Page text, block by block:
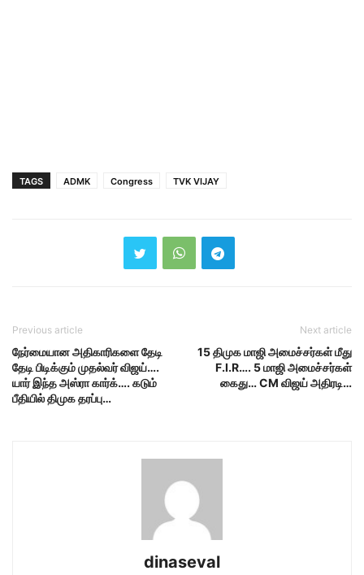
TAGS ADMK Congress TVK VIJAY
Previous article
நேர்மையான அதிகாரிகளை தேடி
தேடி பிடிக்கும் முதல்வர் விஜய்….
யார் இந்த அஸ்ரா கார்க்…. கடும்
பீதியில் திமுக தரப்பு…
Next article
15 திமுக மாஜி அமைச்சர்கள் மீது
F.I.R…. 5 மாஜி அமைச்சர்கள்
கைது… CM விஜய் அதிரடி…
dinaseval